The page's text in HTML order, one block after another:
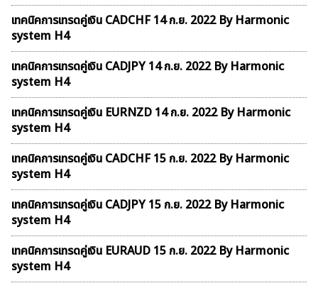
เทคนิคการเทรดคู่เงิน CADCHF 14 ก.ย. 2022 By Harmonic
system H4
เทคนิคการเทรดคู่เงิน CADJPY 14 ก.ย. 2022 By Harmonic
system H4
เทคนิคการเทรดคู่เงิน EURNZD 14 ก.ย. 2022 By Harmonic
system H4
เทคนิคการเทรดคู่เงิน CADCHF 15 ก.ย. 2022 By Harmonic
system H4
เทคนิคการเทรดคู่เงิน CADJPY 15 ก.ย. 2022 By Harmonic
system H4
เทคนิคการเทรดคู่เงิน EURAUD 15 ก.ย. 2022 By Harmonic
system H4